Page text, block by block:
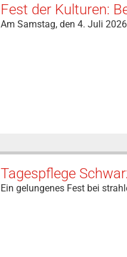
Fest der Kulturen:
Am Samstag, den 4. Juli
Tagespflege
Ein gelungenes Fest bei